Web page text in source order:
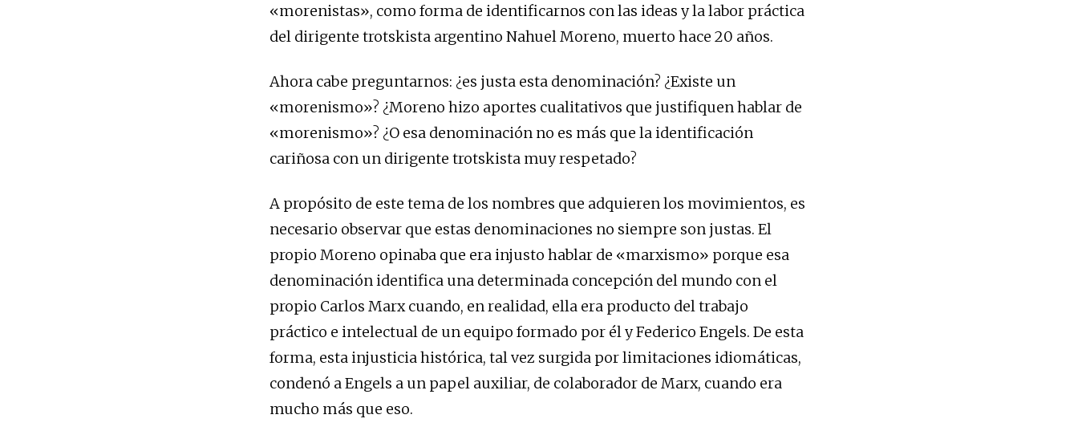
«morenistas», como forma de identificarnos con las ideas y la labor práctica
del dirigente trotskista argentino Nahuel Moreno, muerto hace 20 años.
Ahora cabe preguntarnos: ¿es justa esta denominación? ¿Existe un
«morenismo»? ¿Moreno hizo aportes cualitativos que justifiquen hablar de
«morenismo»? ¿O esa denominación no es más que la identificación
cariñosa con un dirigente trotskista muy respetado?
A propósito de este tema de los nombres que adquieren los movimientos, es
necesario observar que estas denominaciones no siempre son justas. El
propio Moreno opinaba que era injusto hablar de «marxismo» porque esa
denominación identifica una determinada concepción del mundo con el
propio Carlos Marx cuando, en realidad, ella era producto del trabajo
práctico e intelectual de un equipo formado por él y Federico Engels. De esta
forma, esta injusticia histórica, tal vez surgida por limitaciones idiomáticas,
condenó a Engels a un papel auxiliar, de colaborador de Marx, cuando era
mucho más que eso.